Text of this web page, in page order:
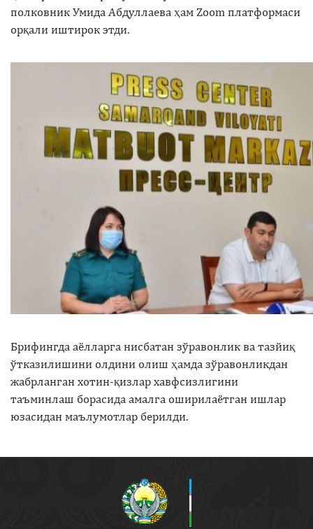
полковник Умида Абдуллаева ҳам Zoom платформаси
орқали иштирок этди.
Брифингда аёлларга нисбатан зўравонлик ва тазйиқ
ўтказилишини олдини олиш ҳамда зўравонликдан
жабрланган хотин-қизлар хавфсизлигини
таъминлаш борасида амалга оширилаётган ишлар
юзасидан маълумотлар берилди.